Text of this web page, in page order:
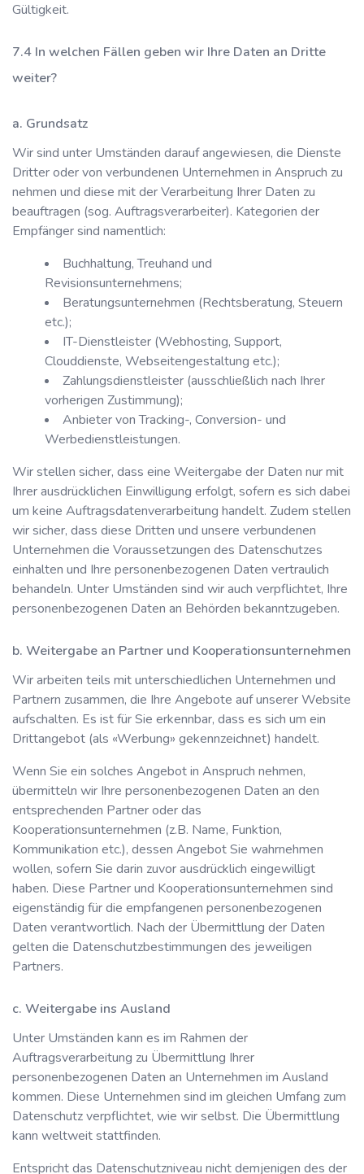
Gültigkeit.
In welchen Fällen geben wir Ihre Daten an Dritte
weiter?
a. Grundsatz
Wir sind unter Umständen darauf angewiesen, die Dienste
Dritter oder von verbundenen Unternehmen in Anspruch zu
nehmen und diese mit der Verarbeitung Ihrer Daten zu
beauftragen (sog. Auftragsverarbeiter). Kategorien der
Empfänger sind namentlich:
Buchhaltung, Treuhand und
Revisionsunternehmens;
Beratungsunternehmen (Rechtsberatung, Steuern
etc.);
IT-Dienstleister (Webhosting, Support,
Clouddienste, Webseitengestaltung etc.);
Zahlungsdienstleister (ausschließlich nach Ihrer
vorherigen Zustimmung);
Anbieter von Tracking-, Conversion- und
Werbedienstleistungen.
Wir stellen sicher, dass eine Weitergabe der Daten nur mit
Ihrer ausdrücklichen Einwilligung erfolgt, sofern es sich dabei
um keine Auftragsdatenverarbeitung handelt. Zudem stellen
wir sicher, dass diese Dritten und unsere verbundenen
Unternehmen die Voraussetzungen des Datenschutzes
einhalten und Ihre personenbezogenen Daten vertraulich
behandeln. Unter Umständen sind wir auch verpflichtet, Ihre
personenbezogenen Daten an Behörden bekanntzugeben.
b. Weitergabe an Partner und Kooperationsunternehmen
Wir arbeiten teils mit unterschiedlichen Unternehmen und
Partnern zusammen, die Ihre Angebote auf unserer Website
aufschalten. Es ist für Sie erkennbar, dass es sich um ein
Drittangebot (als «Werbung» gekennzeichnet) handelt.
Wenn Sie ein solches Angebot in Anspruch nehmen,
übermitteln wir Ihre personenbezogenen Daten an den
entsprechenden Partner oder das
Kooperationsunternehmen (z.B. Name, Funktion,
Kommunikation etc.), dessen Angebot Sie wahrnehmen
wollen, sofern Sie darin zuvor ausdrücklich eingewilligt
haben. Diese Partner und Kooperationsunternehmen sind
eigenständig für die empfangenen personenbezogenen
Daten verantwortlich. Nach der Übermittlung der Daten
gelten die Datenschutzbestimmungen des jeweiligen
Partners.
c. Weitergabe ins Ausland
Unter Umständen kann es im Rahmen der
Auftragsverarbeitung zu Übermittlung Ihrer
personenbezogenen Daten an Unternehmen im Ausland
kommen. Diese Unternehmen sind im gleichen Umfang zum
Datenschutz verpflichtet, wie wir selbst. Die Übermittlung
kann weltweit stattfinden.
Entspricht das Datenschutzniveau nicht demjenigen des der